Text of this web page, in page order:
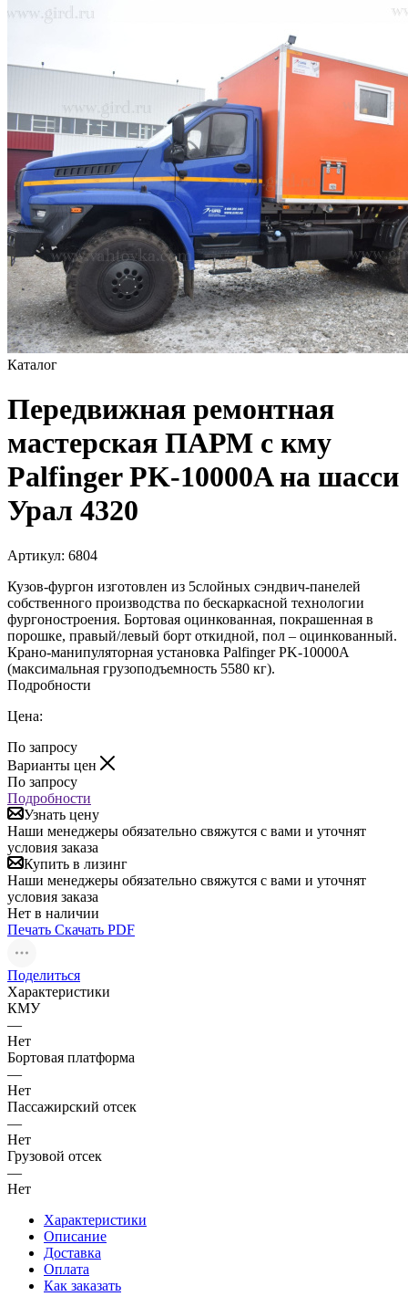
Каталог
Передвижная ремонтная
мастерская ПАРМ с кму
Palfinger PK-10000A на шасси
Урал 4320
Артикул: 6804
Кузов-фургон изготовлен из 5слойных сэндвич-панелей
собственного производства по бескаркасной технологии
фургоностроения. Бортовая оцинкованная, покрашенная в
порошке, правый/левый борт откидной, пол – оцинкованный.
Крано-манипуляторная установка Palfinger PK-10000A
(максимальная грузоподъемность 5580 кг).
Подробности
Цена:
По запросу
Варианты цен
По запросу
Подробности
Узнать цену
Наши менеджеры обязательно свяжутся с вами и уточнят
условия заказа
Купить в лизинг
Наши менеджеры обязательно свяжутся с вами и уточнят
условия заказа
Нет в наличии
Печать Скачать PDF
Поделиться
Характеристики
КМУ
—
Нет
Бортовая платформа
—
Нет
Пассажирский отсек
—
Нет
Грузовой отсек
—
Нет
Характеристики
Описание
Доставка
Оплата
Как заказать